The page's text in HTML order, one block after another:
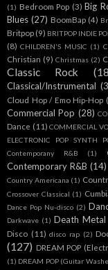
(1) Bedroom Pop (3) Big
Blues (27) BoomBap (4)
Britpop (9) BRITPOP INDIE
(8) CHILDREN'S MUSIC (1)
Christian (9) Christmas (2)
Classic Rock
Classical/Instrumental
Cloud Hop / Emo Hip-Hop
Commercial Pop (28)
Dance (11) COMMERCIAL
ELECTRONIC POP SYNTH
Contemporany R&B (1)
Contemporary R&B (14)
Country Americana (1)
Crossover Classical (1)
Dance Pop Nu-disco (2)
Darkwave (1) Death Metal
Disco (11) disco rap (2)
(127) DREAM POP
(1) DREAM POP (Guitar